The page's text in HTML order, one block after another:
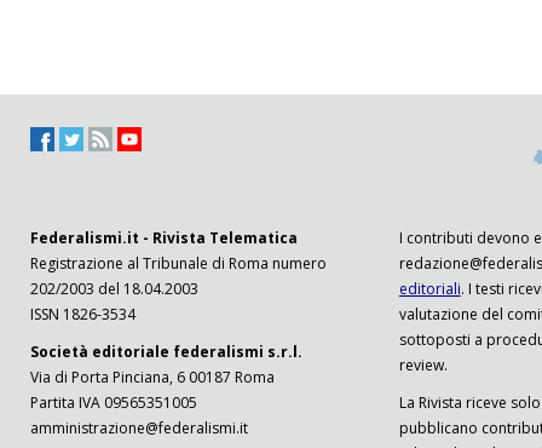
Federalismi.it - Rivista Telematica
Registrazione al Tribunale di Roma numero
202/2003 del 18.04.2003
ISSN 1826-3534
Società editoriale federalismi s.r.l.
Via di Porta Pinciana, 6 00187 Roma
Partita IVA 09565351005
amministrazione@federalismi.it
I contributi devono
editoriali. I testi
valutazione del
sottoposti a
review.
La Rivista riceve
pubblicano